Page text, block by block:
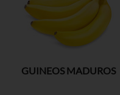
GUINEOS MADUROS